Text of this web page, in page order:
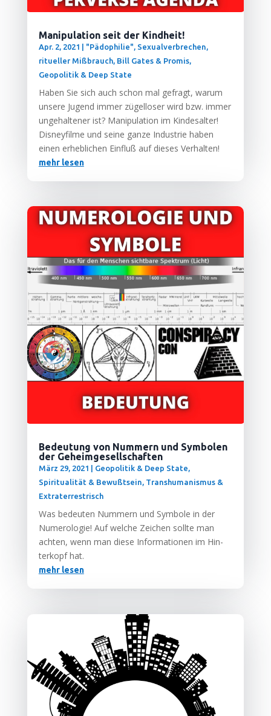
Manipulation seit der Kindheit!
Apr. 2, 2021 | "Pädophilie", Sexualverbrechen,
ritueller Mißbrauch, Bill Gates & Promis,
Geopolitik & Deep State
Haben Sie sich auch schon mal gefragt, war­um
unse­re Jugend immer zügel­lo­ser wird bzw. immer
unge­hal­te­ner ist? Mani­pu­la­ti­on im Kin­des­al­ter!
Dis­ney­fil­me und sei­ne gan­ze Indus­trie haben
einen erheb­li­chen Ein­fluß auf die­ses Verhalten!
mehr lesen
Bedeutung von Nummern und Symbolen
der Geheimgesellschaften
März 29, 2021 Geopolitik & Deep State,
Spiritualität & Bewußtsein, Transhumanismus &
Extraterrestrisch
Was bedeu­ten Num­mern und Sym­bo­le in der
Num­e­ro­lo­gie! Auf wel­che Zei­chen soll­te man
ach­ten, wenn man die­se Infor­ma­tio­nen im Hin­
ter­kopf hat.
mehr lesen